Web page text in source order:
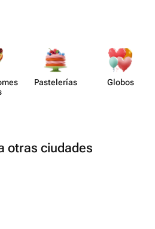
Paste​lerías Globos
otras ciudades